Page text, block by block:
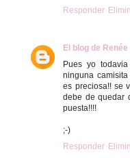
Responder
El blog de Renée
Pues yo
ninguna
es preciosa!! se
debe de quedar
puesta!!!!
;-)
Responder